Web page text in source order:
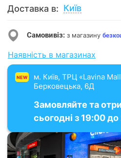
Доставка в: Київ
Самовивіз: з магазину
Наявність в магазинах
NEW
м. Київ, ТРЦ «Lavina
Берковецька, 6Д
Замовляйте та
сьогодні з 19:00